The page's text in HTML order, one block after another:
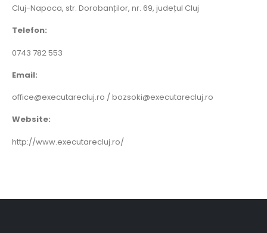
Cluj-Napoca, str. Dorobanților, nr. 69, județul Cluj
Telefon:
0743 782 553
Email:
office@executarecluj.ro / bozsoki@executarecluj.ro
Website:
http://www.executarecluj.ro/